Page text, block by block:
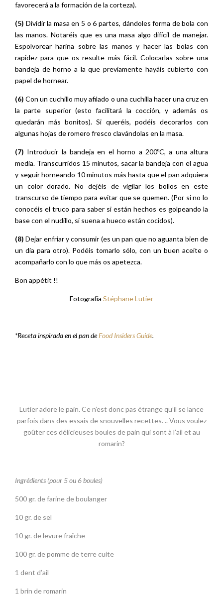
favorecerá a la formación de la corteza).
(5) Dividir la masa en 5 o 6 partes, dándoles forma de bola con
las manos. Notaréis que es una masa algo difícil de manejar.
Espolvorear harina sobre las manos y hacer las bolas con
rapidez para que os resulte más fácil. Colocarlas sobre una
bandeja de horno a la que previamente hayáis cubierto con
papel de hornear.
(6) Con un cuchillo muy afilado o una cuchilla hacer una cruz en
la parte superior (esto facilitará la cocción, y además os
quedarán más bonitos). Si queréis, podéis decorarlos con
algunas hojas de romero fresco clavándolas en la masa.
(7) Introducir la bandeja en el horno a 200ºC, a una altura
media. Transcurridos 15 minutos, sacar la bandeja con el agua
y seguir horneando 10 minutos más hasta que el pan adquiera
un color dorado. No dejéis de vigilar los bollos en este
transcurso de tiempo para evitar que se quemen. (Por si no lo
conocéis el truco para saber si están hechos es golpeando la
base con el nudillo, si suena a hueco están cocidos).
(8)Dejar enfriar y consumir (es un pan que no aguanta bien de
un día para otro). Podéis tomarlo sólo, con un buen aceite o
acompañarlo con lo que más os apetezca.
Bon appétit !!
Fotografía Stéphane Lutier
*Receta inspirada en el pan deFood Insiders Guide.
Lutier adore le pain. Ce n’est donc pas étrange qu’il se lance
parfois dans des essais de snouvelles recettes. .. Vous voulez
goûter ces délicieuses boules de pain qui sont à l’ail et au
romarin?
Ingrédients (pour 5 ou 6 boules)
500 gr. de farine de boulanger
10 gr. de sel
10 gr. de levure fraîche
100 gr. de pomme de terre cuite
1 dent d’ail
1 brin de romarin